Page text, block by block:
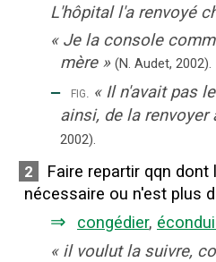
L'hôpital l'a renvoyé
« Je la console
mère » (N. Audet, 2002).
‒ fig. « Il n'avait pas
ainsi, de la renvoyer
2002).
2
Faire repartir qqn
nécessaire ou n'est plus
⇒ congédier,
« il voulut la suivre,